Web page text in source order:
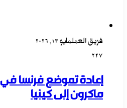
فريق العملمايو 13, 2026
227
إعادة تموضع فرنسا في
ماكرون إلى كينيا